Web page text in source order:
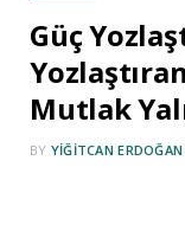
Güç
Mutlak
BY YIĞITCAN ERDOĞAN